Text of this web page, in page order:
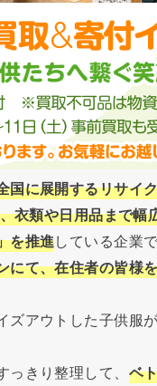
国に展開するリサイ
衣類や日用品まで幅
を推進している企業で
にて、在住者の皆様
ズアウトした子供
きり整理して、 ベ